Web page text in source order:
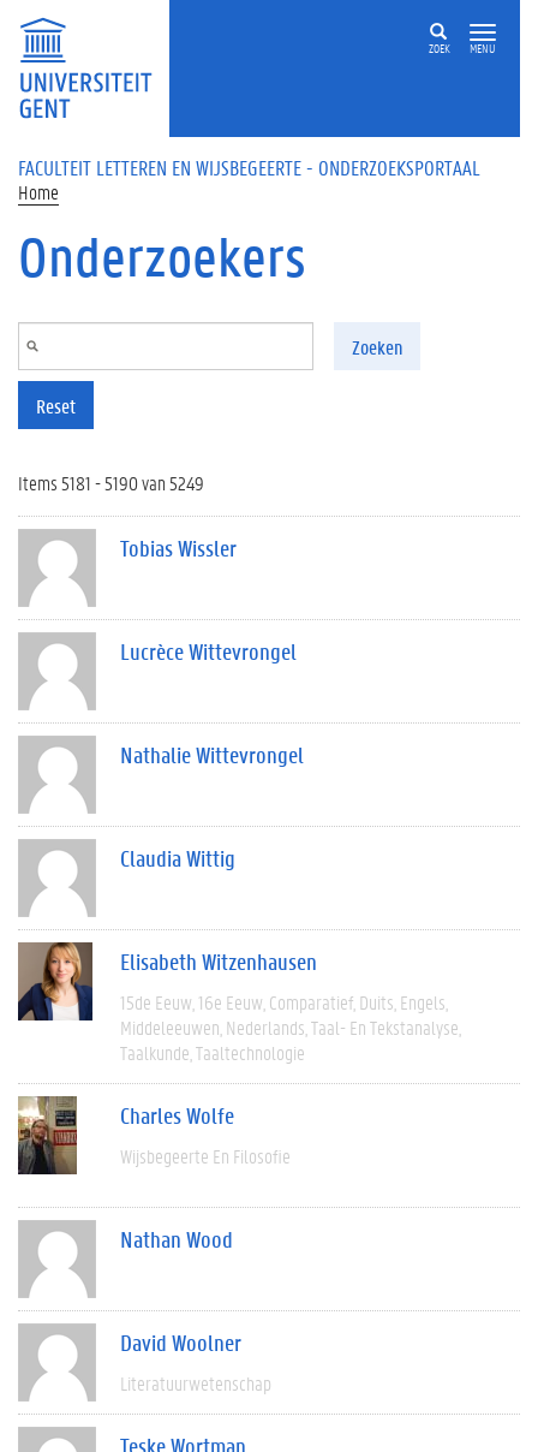
Overslaan en naar de inhoud gaan
ZOEK MENU
FACULTEIT LETTEREN EN WIJSBEGEERTE - ONDERZOEKSPORTAAL
Home
Onderzoekers
Zoeken
Reset
Items 5181 - 5190 van 5249
Tobias Wissler
Lucrèce Wittevrongel
Nathalie Wittevrongel
Claudia Wittig
Elisabeth Witzenhausen
15de Eeuw 16e Eeuw Comparatief Duits Engels
Middeleeuwen Nederlands Taal- En Tekstanalyse
Taalkunde Taaltechnologie
Charles Wolfe
Wijsbegeerte En Filosofie
Nathan Wood
David Woolner
Literatuurwetenschap
Teske Wortman